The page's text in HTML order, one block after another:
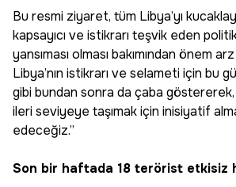
Bu resmi ziyaret, tüm Libya’yı
kapsayıcı ve istikrarı teşvik eden
yansıması olması bakımından önem
Libya’nın istikrarı ve selameti için bu
gibi bundan sonra da çaba göstererek,
ileri seviyeye taşımak için inisiyatif
edeceğiz.”
Son bir haftada 18 terörist etkisiz